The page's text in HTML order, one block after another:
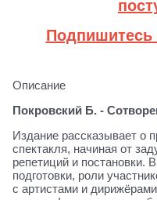
Подпишитесь
Описание
Покровский Б. -
Издание рассказывает о
спектакля, начиная от
репетиций и постановки.
подготовки, роли
с артистами и